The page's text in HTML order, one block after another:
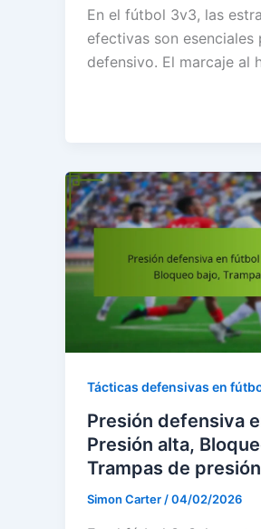
En el fútbol 3v3, las
efectivas son esenciales
defensivo. El marcaje al
Tácticas defensivas en
Presión defensiva
Presión alta,
Trampas de presión
Simon Carter/04/02/2026